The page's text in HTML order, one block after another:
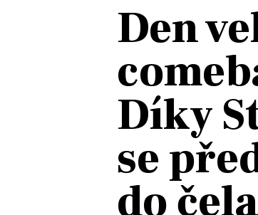
DOMŮ
AKTUÁLNĚ
HUDBA
ROZHOVORY
#NEBUDUDOMA
KALENDÁŘ
KVÍZY
PODCASTY
Den
Díky
se
do